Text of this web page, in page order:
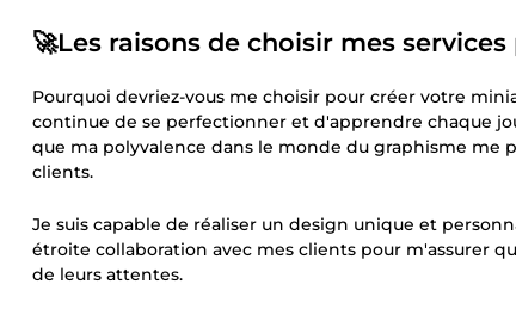
🚀Les raisons de choisir mes
Pourquoi devriez-vous me choisir pour créer votre
continue de se perfectionner et d'apprendre chaque
que ma polyvalence dans le monde du graphisme
clients.
Je suis capable de réaliser un design unique et
étroite collaboration avec mes clients pour m'assurer
de leurs attentes.